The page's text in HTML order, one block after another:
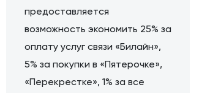
предоставляется
возможность экономить 25% за
оплату услуг связи «Билайн»,
5% за покупки в «Пятерочке»,
«Перекрестке», 1% за все